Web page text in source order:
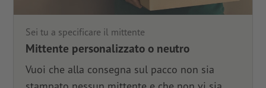
Sei tu a specificare il mittente
Mittente personalizzato o neutro
Vuoi che alla consegna sul pacco non sia